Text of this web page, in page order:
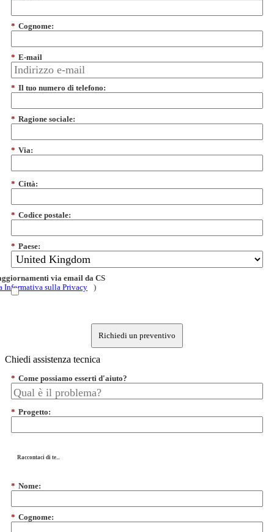
* Cognome:
* E-mail
* Il tuo numero di telefono:
* Ragione sociale:
* Via:
* Città:
* Codice postale:
* Paese:
via email da CS
Informativa sulla Privacy
)
Richiedi un preventivo
Chiedi assistenza tecnica
* Come possiamo esserti d'aiuto?
* Progetto:
Raccontaci di te...
* Nome:
* Cognome: